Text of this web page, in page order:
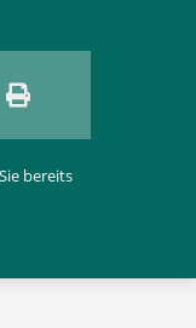
bereits